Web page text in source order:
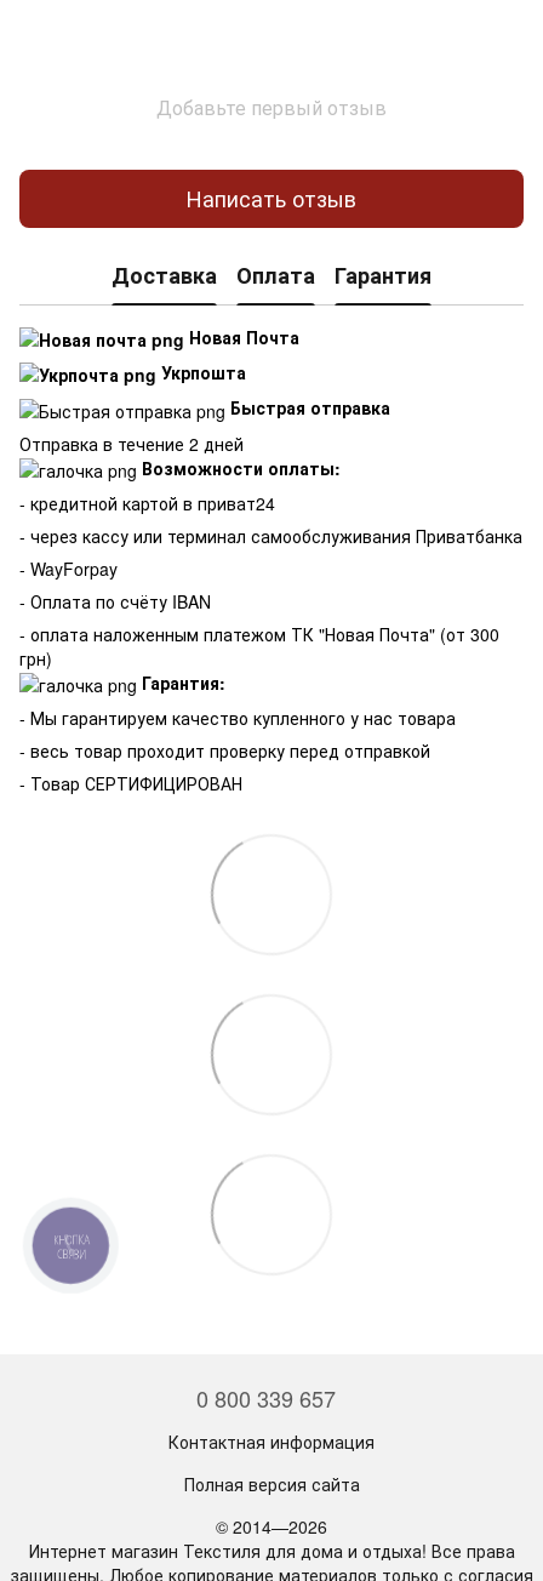
Добавьте первый отзыв
Написать отзыв
Доставка Оплата Гарантия
Новая Почта
Укрпошта
Быстрая отправка
Отправка в течение 2 дней
Возможности оплаты:
- кредитной картой в приват24
- через кассу или терминал самообслуживания Приватбанка
- WayForpay
- Оплата по счёту IBAN
- оплата наложенным платежом ТК "Новая Почта" (от 300
грн)
Гарантия:
- Мы гарантируем качество купленного у нас товара
- весь товар проходит проверку перед отправкой
- Товар СЕРТИФИЦИРОВАН
0 800 339 657
Контактная информация
Полная версия сайта
© 2014—2026
Интернет магазин Текстиля для дома и отдыха! Все права
защищены. Любое копирование материалов только с согласия
КНОПКА
СВЯЗИ